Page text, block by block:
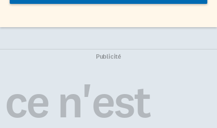
Publicité
ce n'est